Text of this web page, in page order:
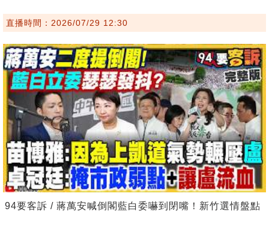
直播時間：2026/07/29 12:30
94要客訴 / 蔣萬安喊倒閣藍白委嚇到閉嘴！新竹選情盤點